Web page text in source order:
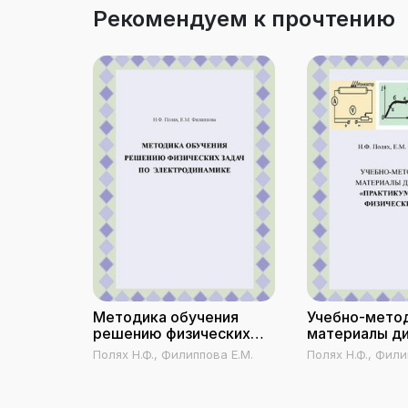
Рекомендуем к прочтению
Методика обучения
решению физических
задач по
электродинамике
Полях Н.Ф., Филиппова Е.М.
Учебно-
материалы
«Практикум
физических
Полях Н.Ф.,